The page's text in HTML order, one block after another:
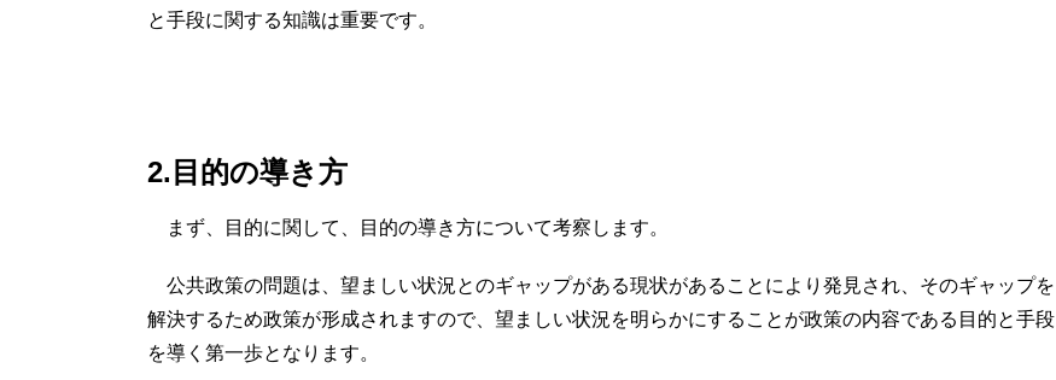
と手段に関する知識は重要です。
2.目的の導き方
まず、目的に関して、目的の導き方について考察します。
公共政策の問題は、望ましい状況とのギャップがある現状があることにより発見され、そのギャップを
解決するため政策が形成されますので、望ましい状況を明らかにすることが政策の内容である目的と手段
を導く第一歩となります。